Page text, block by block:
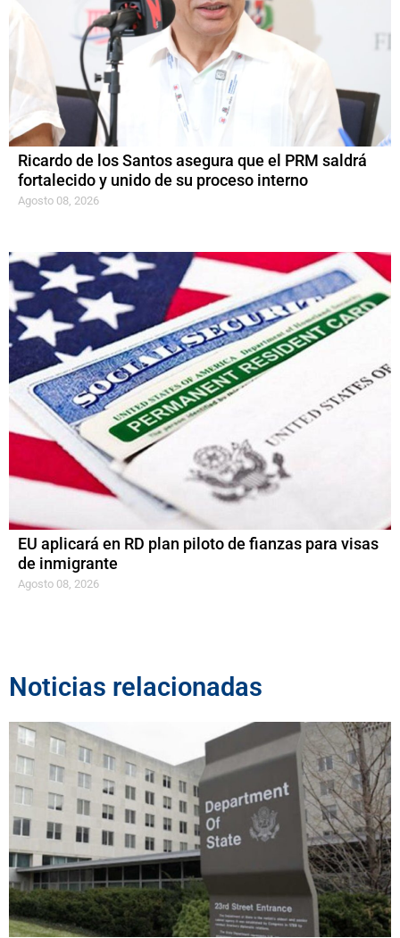
Ricardo de los Santos asegura que el PRM saldrá
fortalecido y unido de su proceso interno
Agosto 08, 2026
EU aplicará en RD plan piloto de fianzas para visas
de inmigrante
Agosto 08, 2026
Noticias relacionadas